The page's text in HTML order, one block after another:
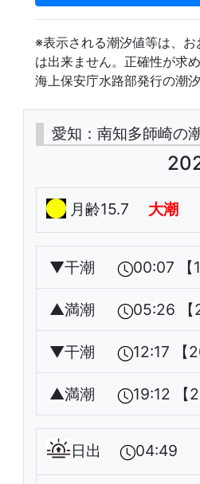
※表示される潮汐値等は、
は出来ません。正確性が求
海上保安庁水路部発行の潮
愛知：南知多師崎の
月齢15.7 大潮
▼干潮 00:07 【
▲満潮 05:26 【
▼干潮 12:17 【
▲満潮 19:12 【
日出 04:49